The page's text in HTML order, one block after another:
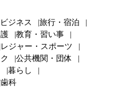
ビジネス
旅行・宿泊
教育・習い事
レジャー・スポーツ
公共機関・団体
暮らし
歯科